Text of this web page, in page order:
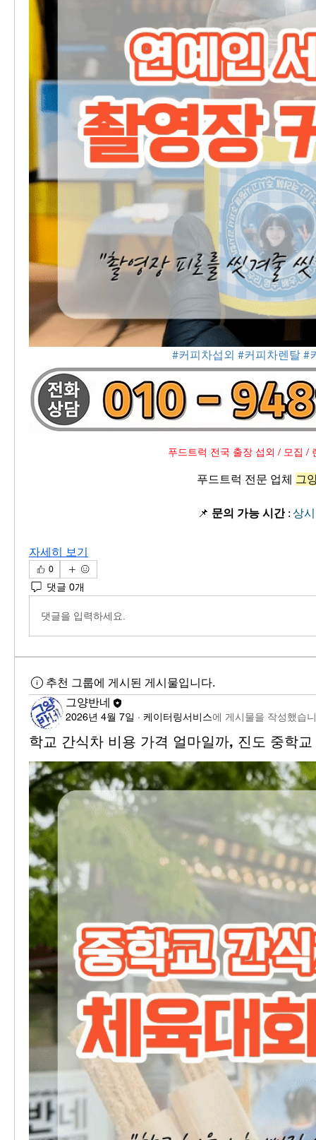
#커피차섭외 #커피차렌탈 #
푸드트럭 전국 출장 섭외 / 모집 /
푸드트럭 전문 업체 그
📌 문의 가능 시간 : 상
자세히 보기
0
댓글 0개
댓글을 입력하세요.
추천 그룹에 게시된 게시물입니다.
그양반네
2026년 4월 7일 · 케이터링서비스에 게시물을 작성했습
학교 간식차 비용 가격 얼마일까, 진도 중학